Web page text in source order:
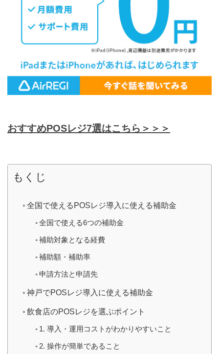
おすすめPOSレジ7選はこちら＞＞＞
もくじ
全国で使えるPOSレジ導入に使える補助金
全国で使える6つの補助金
補助対象となる経費
補助額・補助率
申請方法と申請先
神戸でPOSレジ導入に使える補助金
飲食店のPOSレジを選ぶポイント
1. 導入・運用コストがわかりやすいこと
2. 操作が簡単であること